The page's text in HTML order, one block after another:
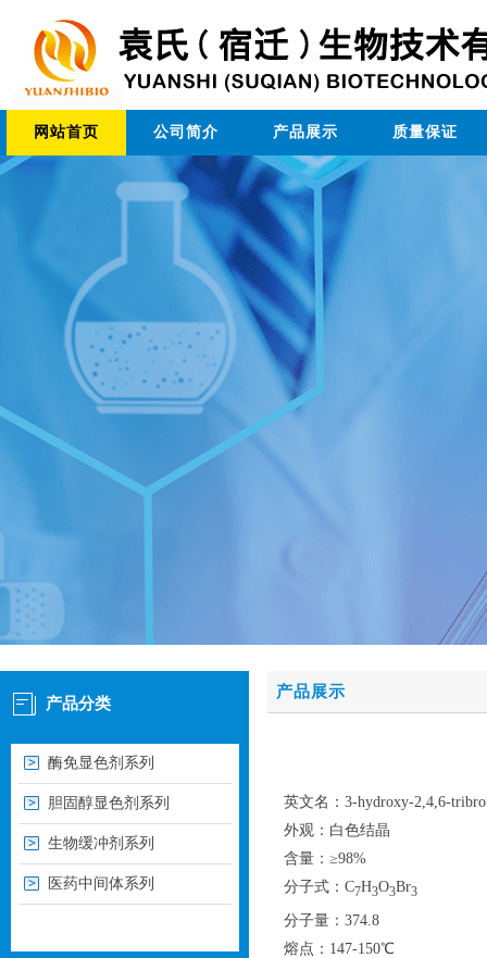
网站首页 公司简介 产品展示 质量保证
产品分类
酶免显色剂系列
胆固醇显色剂系列
生物缓冲剂系列
医药中间体系列
产品展示
英文名：3-hydroxy-2,4,6-
外观：白色结晶
含量：≥98%
分子式：C7H3O3Br3
分子量：374.8
熔点：147-150℃